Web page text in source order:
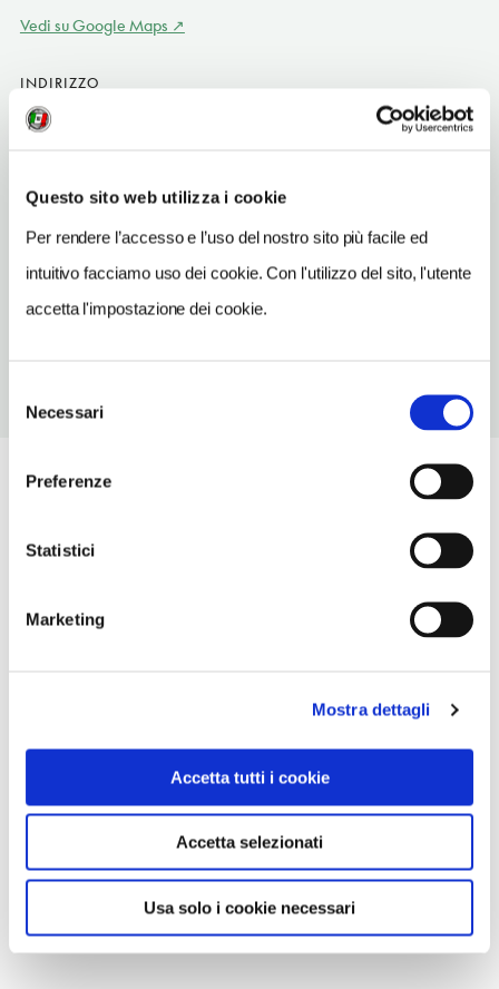
Questo sito web utilizza i cookie
Per rendere l’accesso e l’uso del nostro sito più facile ed
intuitivo facciamo uso dei cookie. Con l'utilizzo del sito, l'utente
accetta l'impostazione dei cookie.
delNecessari
Preferenze
Statistici
Marketing
Mostra dettagli
Accetta tutti i cookie
Accetta selezionati
Usa solo i cookie necessari
Vedi su Google Maps
INDIRIZZO
viale Forti 84 - 51017
Pescia
SITO WEB
www.holidaytuscany.it/last-minute/albergo-diffuso.php
INDIRIZZO EMAIL
info@ristorantececco.com